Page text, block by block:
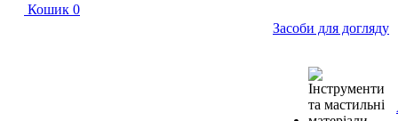
Кошик 0
Засоби для догляду